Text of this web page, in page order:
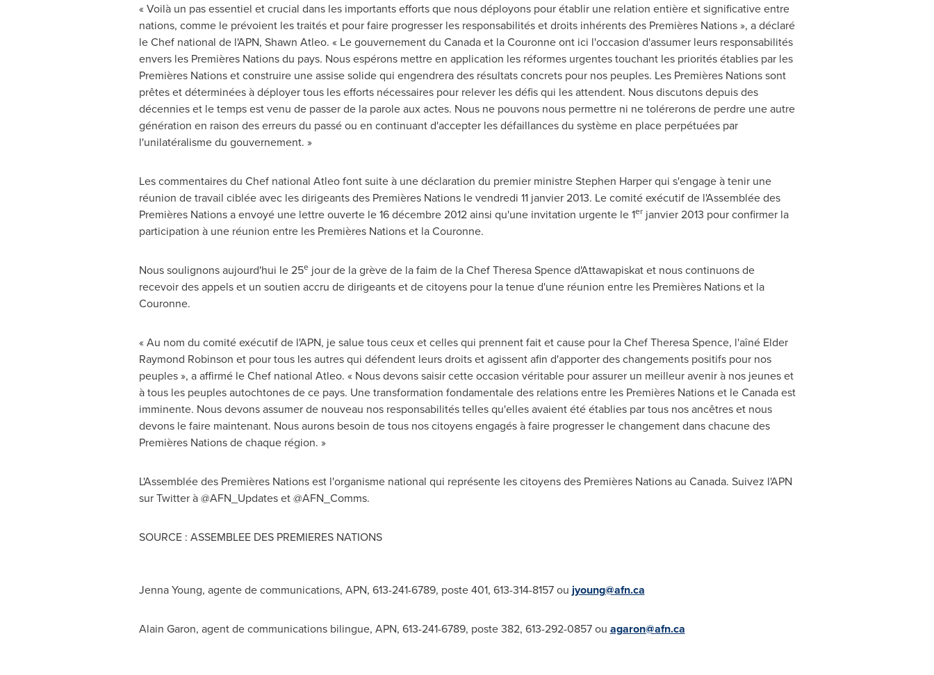
« Voilà un pas essentiel et crucial dans les importants efforts que nous déployons pour établir une relation entière et significative entre
nations, comme le prévoient les traités et pour faire progresser les responsabilités et droits inhérents des Premières Nations », a déclaré
le Chef national de l'APN, Shawn Atleo. « Le gouvernement du Canadaet la Couronne ont ici l'occasion d'assumer leurs responsabilités
envers les Premières Nations du pays. Nous espérons mettre en application les réformes urgentes touchant les priorités établies par les
Premières Nations et construire une assise solide qui engendrera des résultats concrets pour nos peuples. Les Premières Nations sont
prêtes et déterminées à déployer tous les efforts nécessaires pour relever les défis qui les attendent. Nous discutons depuis des
décennies et le temps est venu de passer de la parole aux actes. Nous ne pouvons nous permettre ni ne tolérerons de perdre une autre
génération en raison des erreurs du passé ou en continuant d'accepter les défaillances du système en place perpétuées par
l'unilatéralisme du gouvernement. »
Les commentaires du Chef national Atleo font suite à une déclaration du premier ministreStephen Harperqui s'engage à tenir une
réunion de travail ciblée avec les dirigeants des Premières Nations le vendredi 11 janvier 2013. Le comité exécutif de l'Assemblée des
Premières Nations a envoyé une lettre ouverte le 16 décembre 2012 ainsi qu'une invitation urgente le 1erjanvier 2013 pour confirmer la
participation à une réunion entre les Premières Nations et la Couronne.
Nous soulignons aujourd'hui le 25ejour de la grève de la faim de la Chef Theresa Spence d'Attawapiskat et nous continuons de
recevoir des appels et un soutien accru de dirigeants et de citoyens pour la tenue d'une réunion entre les Premières Nations et la
Couronne.
« Au nom du comité exécutif de l'APN, je salue tous ceux et celles qui prennent fait et cause pour la ChefTheresa Spence, l'aîné Elder
Raymond Robinson et pour tous les autres qui défendent leurs droits et agissent afin d'apporter des changements positifs pour nos
peuples », a affirmé le Chef national Atleo. « Nous devons saisir cette occasion véritable pour assurer un meilleur avenir à nos jeunes et
à tous les peuples autochtones de ce pays. Une transformation fondamentale des relations entre les Premières Nations et leCanadaest
imminente. Nous devons assumer de nouveau nos responsabilités telles qu'elles avaient été établies par tous nos ancêtres et nous
devons le faire maintenant. Nous aurons besoin de tous nos citoyens engagés à faire progresser le changement dans chacune des
Premières Nations de chaque région. »
L'Assemblée des Premières Nations est l'organisme national qui représente les citoyens des Premières Nations au Canada. Suivez l'APN
sur Twitter à @AFN_Updates et @AFN_Comms.
SOURCE : ASSEMBLEE DES PREMIERES NATIONS
Jenna Young, agente de communications, APN, 613-241-6789, poste 401, 613-314-8157 ou jyoung@afn.ca
Alain Garon, agent de communications bilingue, APN, 613-241-6789, poste 382, 613-292-0857 ou agaron@afn.ca